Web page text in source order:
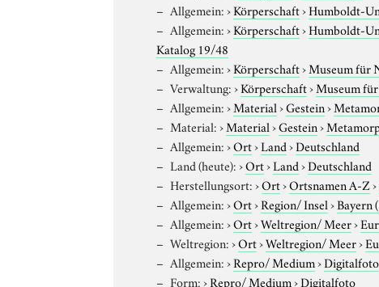
Allgemein:›Körperschaft›Humboldt-
Allgemein:›Körperschaft›Humboldt-
Katalog 19/48
Allgemein:›Körperschaft›Museum für
Verwaltung:›Körperschaft›Museum
Allgemein:›Material›Gestein›
Material:›Material›Gestein›
Allgemein:›Ort›Land›Deutschland
Land (heute):›Ort›Land›Deutschland
Herstellungsort:›Ort›Ortsnamen A-Z›
Allgemein:›Ort›Region/ Insel›Bayern
Allgemein:›Ort›Weltregion/ Meer›
Weltregion:›Ort›Weltregion/ Meer›
Allgemein:›Repro/ Medium›Digitalfoto
Form:›Repro/ Medium›Digitalfoto